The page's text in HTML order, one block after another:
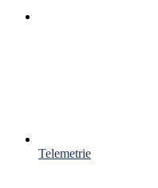
Telemetrie